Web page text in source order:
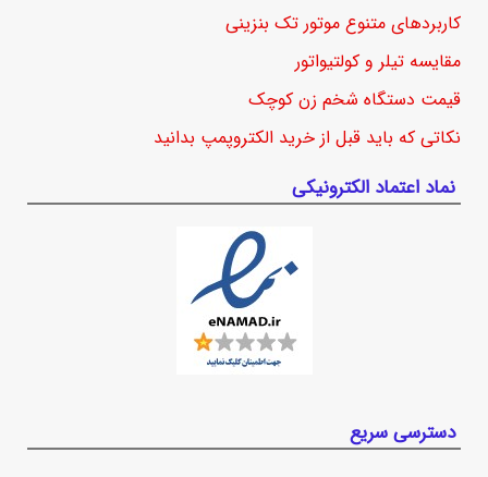
کاربردهای متنوع موتور تک بنزینی
مقایسه تیلر و کولتیواتور
قیمت دستگاه شخم زن کوچک
نکاتی که باید قبل از خرید الکتروپمپ بدانید
نماد اعتماد الکترونیکی
دسترسی سریع